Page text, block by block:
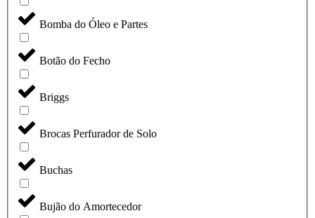
Bomba do Óleo e Partes
Botão do Fecho
Briggs
Brocas Perfurador de Solo
Buchas
Bujão do Amortecedor